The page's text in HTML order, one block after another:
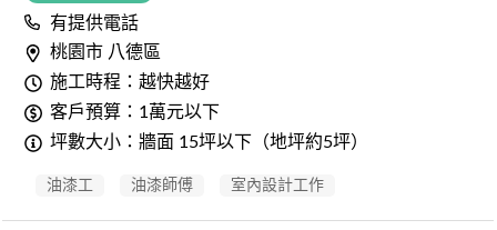
有提供電話
桃園市 八德區
施工時程：越快越好
客戶預算：1萬元以下
坪數大小：牆面 15坪以下（地坪約5坪）
油漆工 油漆師傅 室內設計工作